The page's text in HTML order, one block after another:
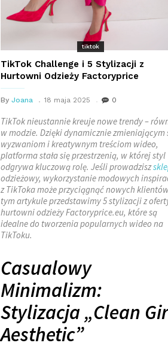
tiktok
TikTok Challenge i 5 Stylizacji z
Hurtowni Odzieży Factoryprice
By Joana 18 maja 2025 0
TikTok nieustannie kreuje nowe trendy –
w modzie. Dzięki dynamicznie zmieniającym
wyzwaniom i kreatywnym treściom wideo,
platforma stała się przestrzenią, w której styl
odgrywa kluczową rolę. Jeśli prowadzisz
odzieżowy, wykorzystanie modowych
z TikToka może przyciągnąć nowych
tym artykule przedstawimy 5 stylizacji z
hurtowni odzieży Factoryprice.eu, które są
idealne do tworzenia popularnych wideo na
TikToku.
Casualowy
Minimalizm:
Stylizacja „Clean
Aesthetic”